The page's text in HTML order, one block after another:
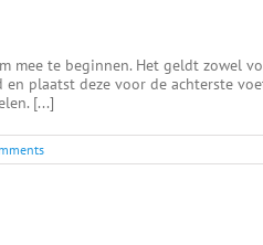
mee te beginnen. Het geldt zowel
plaatst deze voor de achterste
[...]